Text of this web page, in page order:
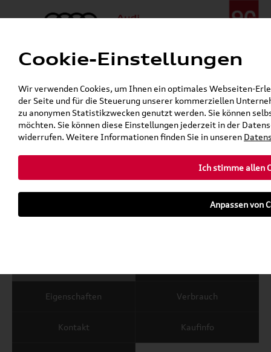
Menü
24h-Pannenhilfe:+49 (0)171 / 870 72 87
Gerade geöffnet
Verkauf:
Mo. - Fr. 08:00 - 19:00 Uhr Sa. 09:00 - 13:00 Uhr
Service:Mo. - Fr. 06:00 - 20:00 Uhr Sa. 08:00 - 13:00 Uhr
Fahrzeug
Parkhaus
Eigenschaften Verbrauch
Kontakt Kaufinfo
Cookie-Einstellungen
Wir verwenden Cookies, um Ihnen ein optimales Webseiten-
der Seite und für die Steuerung unserer kommerziellen
zu anonymen Statistikzwecken genutzt werden. Sie können
möchten. Sie können diese Einstellungen jederzeit in der
widerrufen. Weitere Informationen finden Sie in unseren
Ich stimme allen
Anpassen von